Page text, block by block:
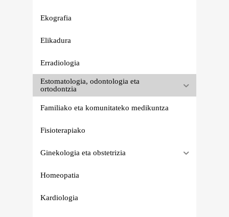
Ekografia
Elikadura
Erradiologia
Estomatologia, odontologia eta
ortodontzia
Familiako eta komunitateko medikuntza
Fisioterapiako
Ginekologia eta obstetrizia
Homeopatia
Kardiologia